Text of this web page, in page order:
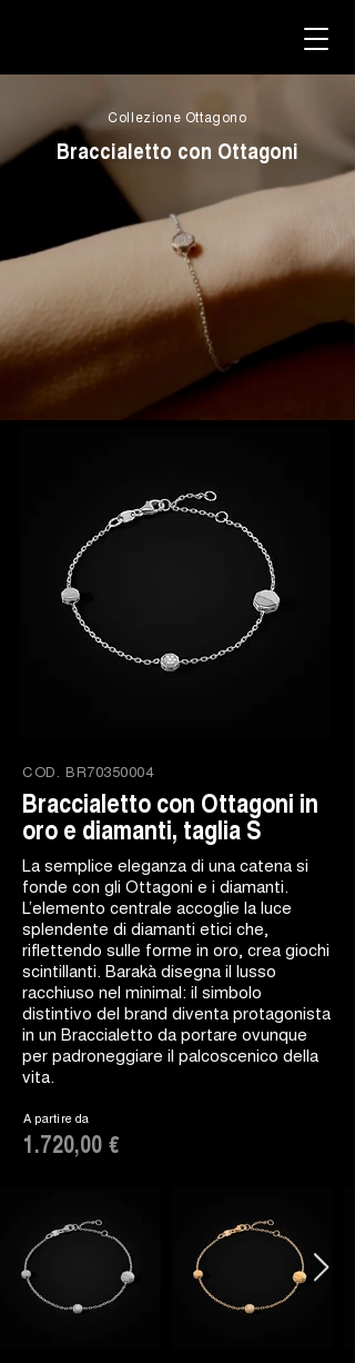
Collezione Ottagono
Braccialetto con Ottagoni
COD. BR70350004
Braccialetto con Ottagoni in
oro e diamanti, taglia S
La semplice eleganza di una catena si
fonde con gli Ottagoni e i diamanti.
L’elemento centrale accoglie la luce
splendente di diamanti etici che,
riflettendo sulle forme in oro, crea giochi
scintillanti. Barakà disegna il lusso
racchiuso nel minimal: il simbolo
distintivo del brand diventa protagonista
in un Braccialetto da portare ovunque
per padroneggiare il palcoscenico della
vita.
A partire da
1.720,00 €